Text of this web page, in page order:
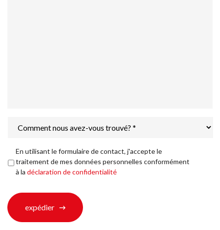
nous
vous
trouvé?
*
Déclaration
de
confidentialité
En utilisant le formulaire de contact, j'accepte le
traitement de mes données personnelles conformément
à la déclaration de confidentialité
expédier